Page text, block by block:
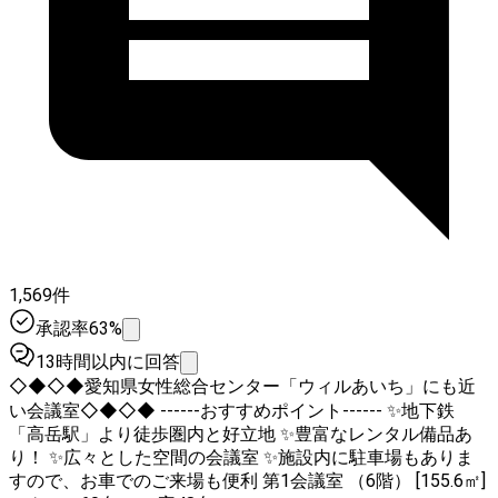
1,569件
承認率63%
13時間以内に回答
◇◆◇◆愛知県女性総合センター「ウィルあいち」にも近
い会議室◇◆◇◆ ------おすすめポイント------ ✨地下鉄
「高岳駅」より徒歩圏内と好立地 ✨豊富なレンタル備品あ
り！ ✨広々とした空間の会議室 ✨施設内に駐車場もありま
すので、お車でのご来場も便利 第1会議室 （6階） [155.6㎡]